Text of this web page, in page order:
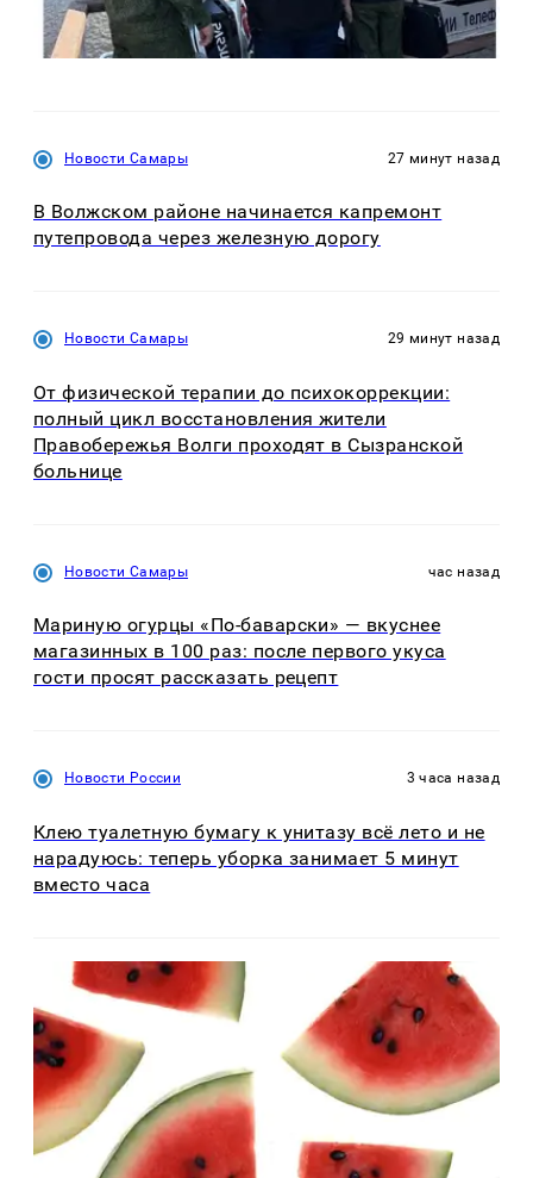
Новости Самары 27 минут назад
В Волжском районе начинается капремонт
путепровода через железную дорогу
Новости Самары 29 минут назад
От физической терапии до психокоррекции:
полный цикл восстановления жители
Правобережья Волги проходят в Сызранской
больнице
Новости Самары час назад
Мариную огурцы «По-баварски» — вкуснее
магазинных в 100 раз: после первого укуса
гости просят рассказать рецепт
Новости России 3 часа назад
Клею туалетную бумагу к унитазу всё лето и не
нарадуюсь: теперь уборка занимает 5 минут
вместо часа